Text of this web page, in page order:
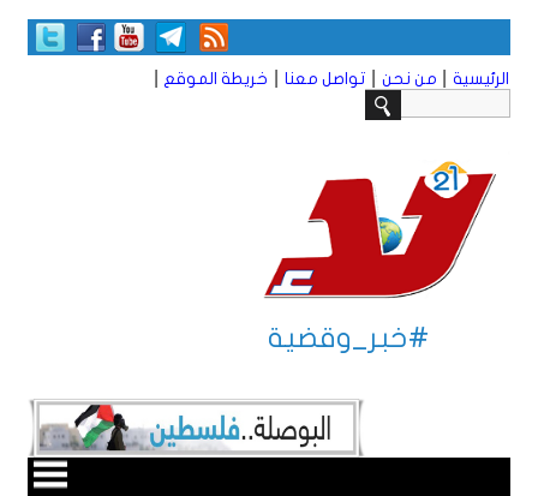
الرئيسية من نحن تواصل معنا خريطة الموقع
#خبر_وقضية